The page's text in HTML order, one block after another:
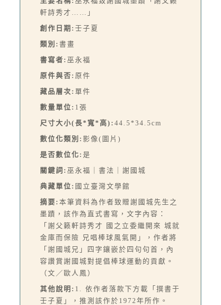
軒詩秀才……」
創作日期: 壬子夏
類別: 書畫
書寫者: 巫永福
原件與否: 原件
藏品層次: 單件
數量單位: 1張
尺寸大小(長*寬*高): 44.5*34.5cm
數位化類別: 影像(圖片)
是否數位化: 是
關鍵詞: 巫永福｜書法｜謝國城
典藏單位: 國立臺灣文學館
摘要: 本筆資料為作者致贈謝國城先生之
墨蹟，該作為直式書寫，文字內容：
「謝父籁軒詩秀才 國之立委繼開來 城就
金庫而保險 兄唱棒球風氣開」，作者將
「謝國城兄」四字鑲嵌於四句句首，內
容讚賞謝國城對提倡棒球運動的貢獻。
（文／歐人鳳）
其他說明: 1. 依作者落款下方載「撰書于
壬子夏」，推測該作於1972年所作。